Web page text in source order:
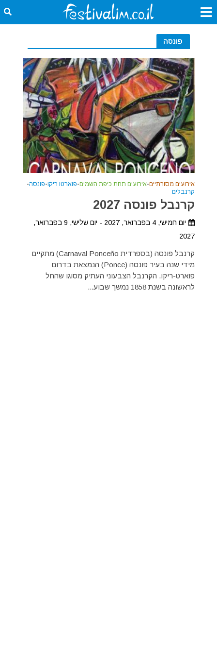
פונסה
אירועים מסורתיים•אירועים תחת כיפת השמים•פוארטו ריקו•פונסה•
קרנבלים
קרנבל פונסה 2027
יום חמישי, 4 בפברואר, 2027 - יום שלישי, 9 בפברואר,
2027
קרנבל פונסה (בספרדית Carnaval Ponceño) מתקיים
מידי שנה בעיר פונסה (Ponce) הנמצאת בדרום
פוארט-ריקו. הקרנבל הצבעוני העתיק מסוגו שהחל
לראשונה בשנת 1858 נמשך שבוע...